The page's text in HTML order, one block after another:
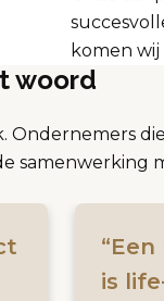
komen
woord
Ondernemers
samenwerking
is